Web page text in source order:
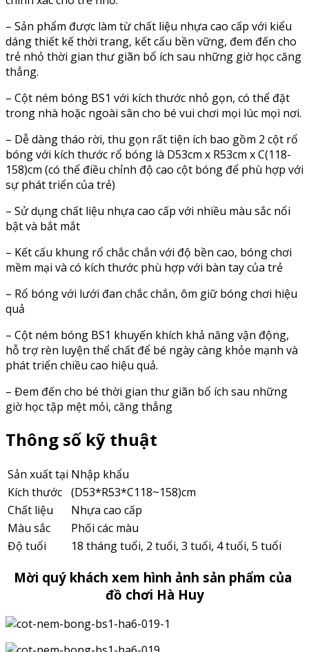
– Sản phẩm được làm từ chất liệu nhựa cao cấp với kiểu
dáng thiết kế thời trang, kết cấu bền vững, đem đến cho
trẻ nhỏ thời gian thư giãn bổ ích sau những giờ học căng
thẳng.
– Cột ném bóng BS1 với kích thước nhỏ gọn, có thể đặt
trong nhà hoặc ngoài sân cho bé vui chơi mọi lúc mọi nơi.
– Dễ dàng tháo rời, thu gọn rất tiện ích bao gồm 2 cột rổ
bóng với kích thước rổ bóng là D53cm x R53cm x C(118-
158)cm (có thể điều chỉnh độ cao cột bóng để phù hợp với
sự phát triển của trẻ)
– Sử dụng chất liệu nhựa cao cấp với nhiều màu sắc nổi
bật và bắt mắt
– Kết cấu khung rổ chắc chắn với độ bền cao, bóng chơi
mềm mại và có kích thước phù hợp với bàn tay của trẻ
– Rổ bóng với lưới đan chắc chắn, ôm giữ bóng chơi hiệu
quả
– Cột ném bóng BS1 khuyến khích khả năng vận động,
hỗ trợ rèn luyện thể chất để bé ngày càng khỏe mạnh và
phát triển chiều cao hiệu quả.
– Đem đến cho bé thời gian thư giãn bổ ích sau những
giờ học tập mệt mỏi, căng thẳng
Thông số kỹ thuật
Sản xuất tại Nhập khẩu
Kích thước (D53*R53*C118~158)cm
Chất liệu
Nhựa cao cấp
Màu sắc
Phối các màu
Độ tuổi
18 tháng tuổi, 2 tuổi, 3 tuổi, 4 tuổi, 5 tuổi
Mời quý khách xem hình ảnh sản phẩm của
đồ chơi Hà Huy